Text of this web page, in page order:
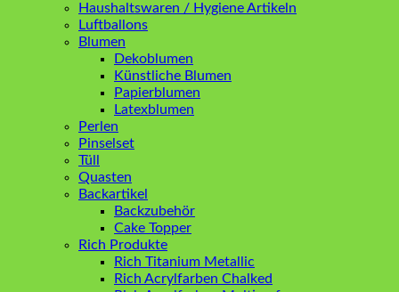
Haushaltswaren / Hygiene Artikeln
Luftballons
Blumen
Dekoblumen
Künstliche Blumen
Papierblumen
Latexblumen
Perlen
Pinselset
Tüll
Quasten
Backartikel
Backzubehör
Cake Topper
Rich Produkte
Rich Titanium Metallic
Rich Acrylfarben Chalked